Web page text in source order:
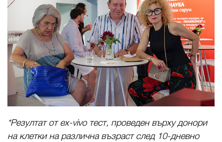
*Резултат от ex-vivo тест, проведен върху донори
на клетки на различна възраст след 10-дневно